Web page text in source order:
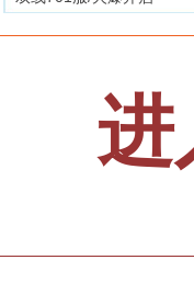
仙侠
ABC DEF
天尊传奇
忍术大作战-山海封神
进